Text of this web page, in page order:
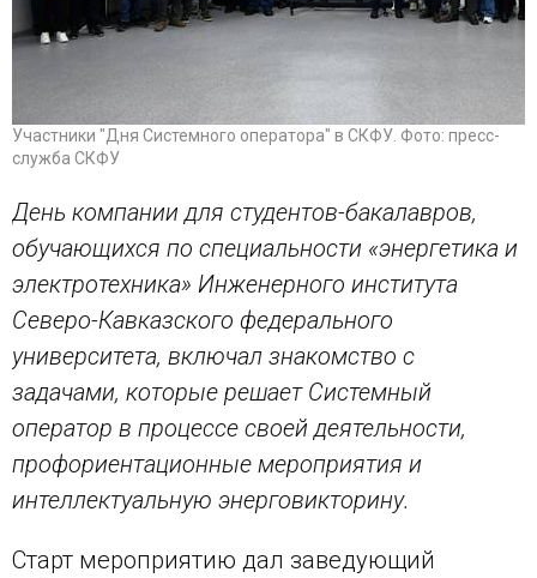
Участники "Дня Системного оператора" в СКФУ. Фото: пресс-
служба СКФУ
День компании для студентов-бакалавров,
обучающихся по специальности «энергетика и
электротехника» Инженерного института
Северо-Кавказского федерального
университета, включал знакомство с
задачами, которые решает Системный
оператор в процессе своей деятельности,
профориентационные мероприятия и
интеллектуальную энерговикторину.
Старт мероприятию дал заведующий